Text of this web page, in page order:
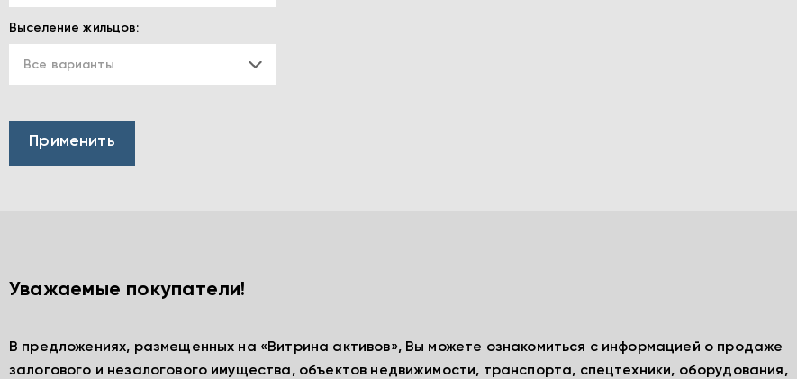
Выселение жильцов:
Все варианты
Уважаемые покупатели!
В предложениях, размещенных на «Витрина активов», Вы можете ознакомиться с информацией о продаже
залогового и незалогового имущества, объектов недвижимости, транспорта, спецтехники, оборудования,